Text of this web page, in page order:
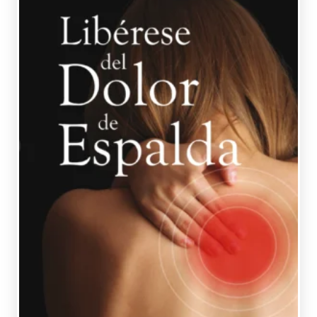
SARNO, DR. JOHN E.